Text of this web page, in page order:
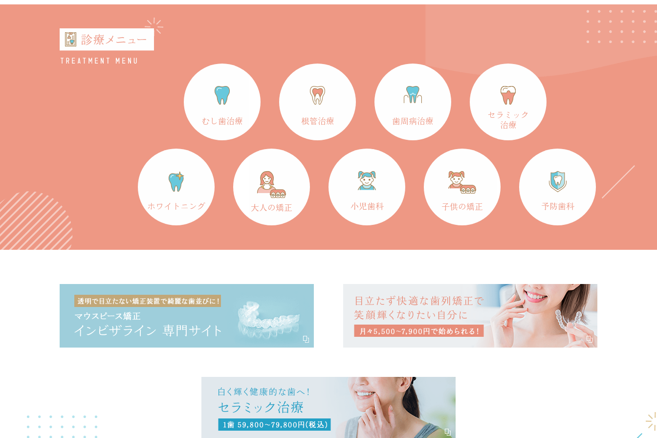
むし歯治療 根管治療 歯周病治療
セラミック
治療
ホワイトニング 大人の矯正 小児歯科 子供の矯正 予防歯科